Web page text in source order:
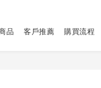
品 客戶推薦 購買流程